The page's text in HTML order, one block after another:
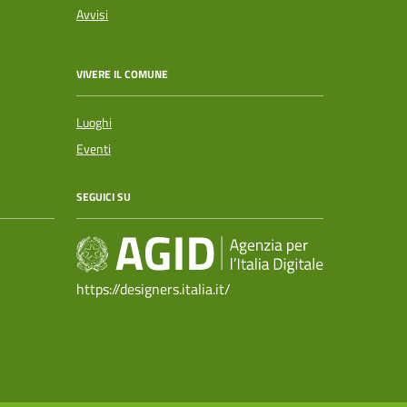
Avvisi
VIVERE IL COMUNE
Luoghi
Eventi
SEGUICI SU
https://designers.italia.it/